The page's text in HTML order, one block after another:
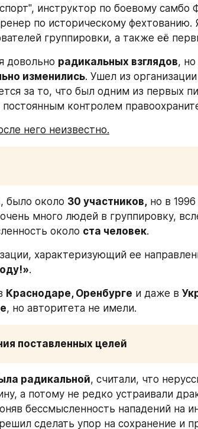
инструктор по боевому самбо
по историческому фехтованию.
группировки, а также её
довольно радикальных взглядов,
изменились. Ушел из
за то, что был одним из первых
контролем
него неизвестно.
было около 30 участников, но в
много людей в группировку,
около ста человек.
.
Краснодаре, Оренбурге и даже в
, но авторитета не имели.
поставленных целей
радикальной, считали, что
а потому не редко устраивали
бессмысленность нападений на
сделать упор на сохранение и